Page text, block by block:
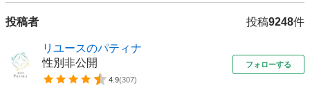
投稿者 投稿9248件
リユースのパティナ
性別非公開
4.9(307)
フォローする